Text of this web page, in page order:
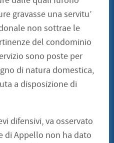
gravasse una servitu’
non sottrae le
del condominio
sono poste per
di natura domestica,
a disposizione di
difensivi, va osservato
di Appello non ha dato